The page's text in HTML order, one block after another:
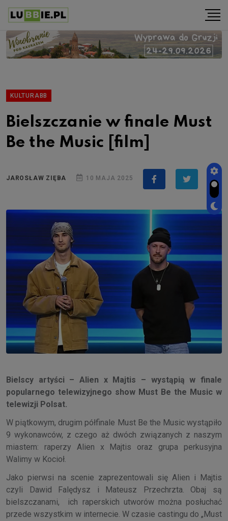
KULTURABB
Bielszczanie w finale Must
Be the Music [film]
JAROSŁAW ZIĘBA 10 MAJA 2025
Bielscy artyści – Alien x Majtis – wystąpią w finale
popularnego telewizyjnego show Must Be the Music w
telewizji Polsat.
W piątkowym, drugim półfinale Must Be the Music wystąpiło
9 wykonawców, z czego aż dwóch związanych z naszym
miastem: raperzy Alien x Majtis oraz grupa perkusyjna
Walimy w Kocioł.
Jako pierwsi na scenie zaprezentowali się Alien i Majtis
czyli Dawid Falędysz i Mateusz Przechrzta. Obaj są
bielszczanami, ich raperskich utworów można posłuchać
przede wszystkim w internecie. W czasie castingu do „Must